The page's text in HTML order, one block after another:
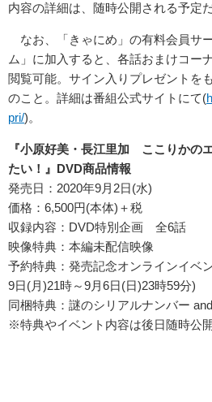
内容の詳細は、随時公開される予定だ
なお、「きゃにめ」の有料会員サ
ム」に加入すると、各話おまけコー
閲覧可能。サイン入りプレゼントを
のこと。詳細は番組公式サイトにて(
pri/)。
『小原好美・長江里加 ここりかの
たい！』DVD商品情報
発売日：2020年9月2日(水)
価格：6,500円(本体)＋税
収録内容：DVD特別企画 全6話
映像特典：本編未配信映像
予約特典：発売記念オンラインイベ
9日(月)21時～9月6日(日)23時59分)
同梱特典：謎のシリアルナンバー
※特典やイベント内容は後日随時公